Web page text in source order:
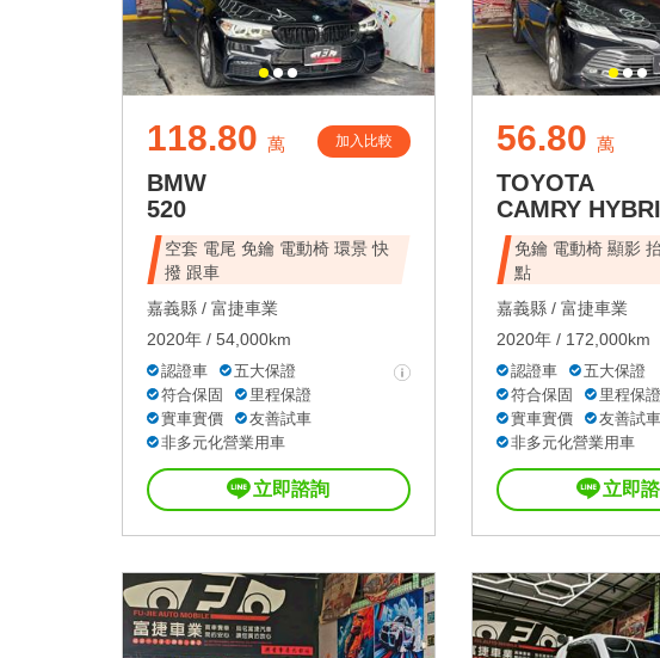
118.80 萬 加入比較
BMW
520
空套 電尾 免鑰 電動椅 環景 快
撥 跟車
嘉義縣 / 富捷車業
2020年 / 54,000km
認證車
五大保證
符合保固
里程保證
實車實價
友善試車
非多元化營業用車
立即諮詢
56.80 萬
TOYOTA
CAMRY
免鑰 電動椅 顯影
點
嘉義縣 / 富捷車業
2020年 / 172,000km
認證車
五大保證
符合保固
里程保證
實車實價
友善試車
非多元化營業用車
立即